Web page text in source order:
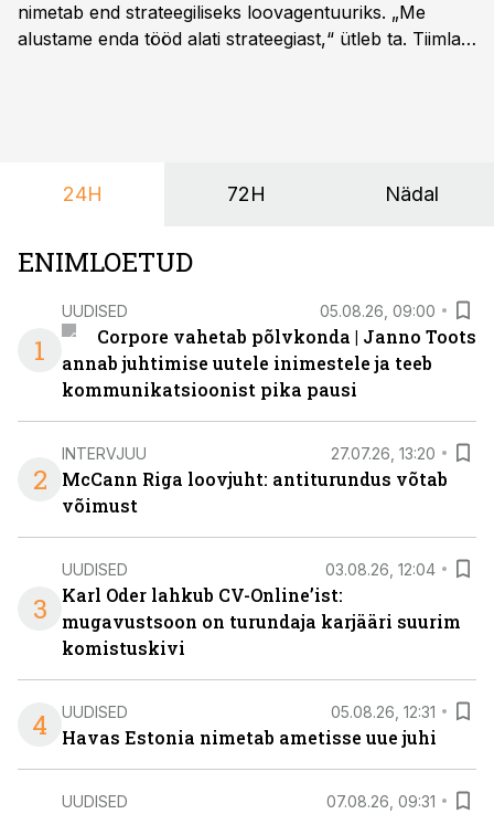
nimetab end strateegiliseks loovagentuuriks. „Me
alustame enda tööd alati strateegiast,“ ütleb ta. Tiimla
24H 72H Nädal
ENIMLOETUD
1
UUDISED 05.08.26, 09:00
Corpore vahetab põlvkonda | Janno Toots
annab juhtimise uutele inimestele ja teeb
kommunikatsioonist pika pausi
2
INTERVJUU 27.07.26, 13:20
McCann Riga loovjuht: antiturundus võtab
võimust
3
UUDISED 03.08.26, 12:04
Karl Oder lahkub CV-Online’ist:
mugavustsoon on turundaja karjääri suurim
komistuskivi
4 UUDISED 05.08.26, 12:31
Havas Estonia nimetab ametisse uue juhi
UUDISED 07.08.26, 09:31